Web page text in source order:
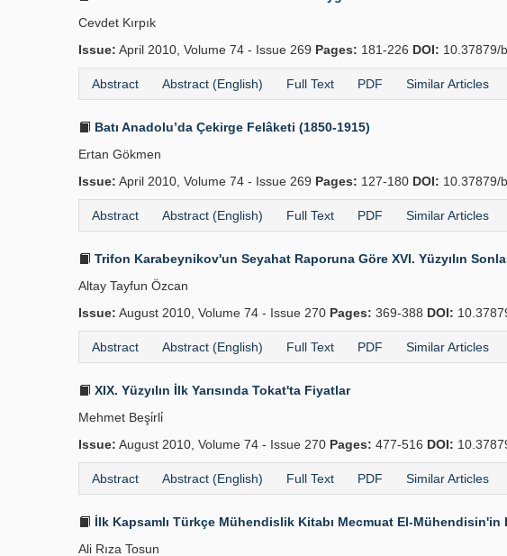
Cevdet Kırpık
Issue: April 2010, Volume 74 - Issue 269 Pages: 181-226 DOI: 10.37879/
Abstract Abstract (English) Full Text PDF Similar Articles
Batı Anadolu’da Çekirge Felâketi (1850-1915)
Ertan Gökmen
Issue: April 2010, Volume 74 - Issue 269 Pages: 127-180 DOI: 10.37879/
Abstract Abstract (English) Full Text PDF Similar Articles
Trifon Karabeynikov'un Seyahat Raporuna Göre XVI. Yüzyılın
Altay Tayfun Özcan
Issue: August 2010, Volume 74 - Issue 270 Pages: 369-388 DOI:
Abstract Abstract (English) Full Text PDF Similar Articles
XIX. Yüzyılın İlk Yarısında Tokat'ta Fiyatlar
Mehmet Beşi̇rli̇
Issue: August 2010, Volume 74 - Issue 270 Pages: 477-516 DOI:
Abstract Abstract (English) Full Text PDF Similar Articles
İlk Kapsamlı Türkçe Mühendislik Kitabı Mecmuat El-Mühendisin'in
Ali Rıza Tosun